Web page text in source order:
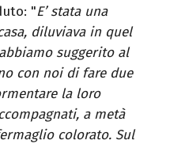
"E’ stata una
diluviava in quel
suggerito al
con noi di fare due
la loro
a metà
colorato. Sul